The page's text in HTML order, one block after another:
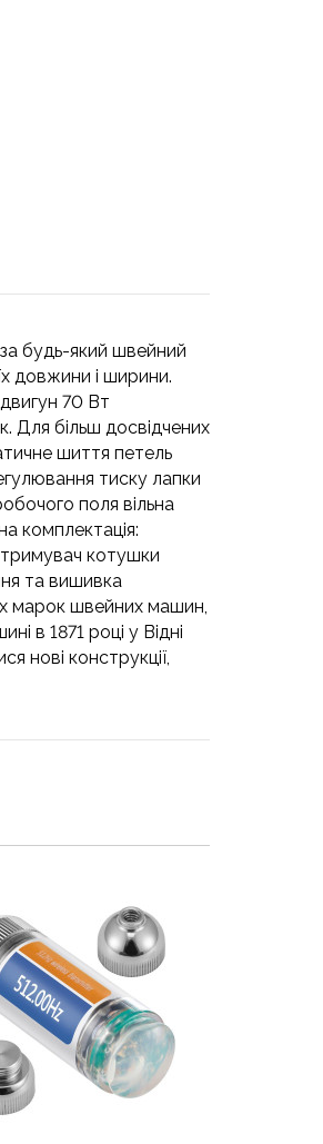
будь-який швейний
довжини і ширини.
70 Вт
Для більш досвідчених
шиття петель
тиску лапки
поля вільна
комплектація:
котушки
та вишивка
марок швейних машин,
в 1871 році у Відні
нові конструкції,